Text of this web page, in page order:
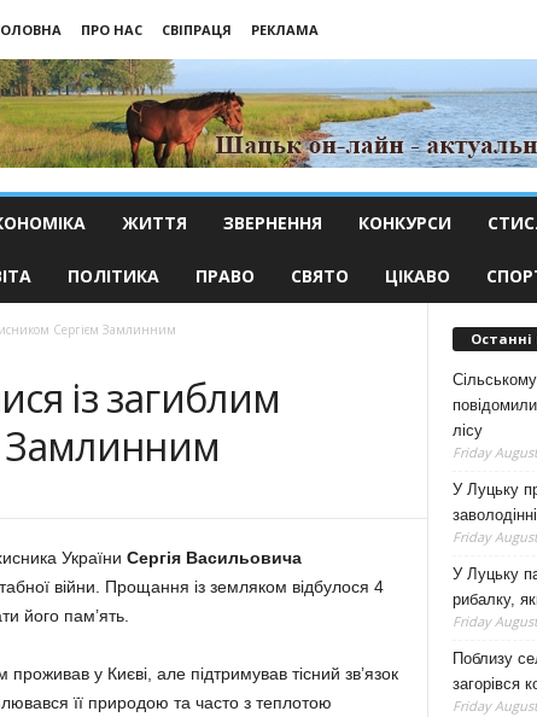
ПРО НАС СВІПРАЦЯ
РЕКЛАМА
ЖИТТЯ ЗВЕРНЕННЯ КОНКУРСИ
ПОЛІТИКА ПРАВО СВЯТО ЦІКАВО
Сергієм Замлинним
із загиблим
Замлинним
України Сергія Васильовича
війни. Прощання із земляком відбулося 4
його пам’ять.
у Києві, але підтримував тісний зв’язок
її природою та часто з теплотою
Останні
лісу
Friday
У Луцьку
Friday
У Луцьку
рибалку,
Friday
Поблизу
загорівся
Friday